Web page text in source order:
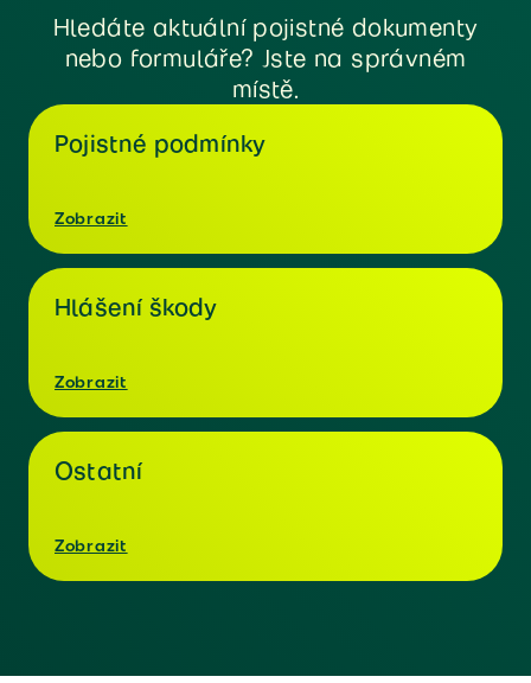
Hledáte aktuální pojistné dokumenty
nebo formuláře? Jste na správném
místě.
Pojistné podmínky
Zobrazit
Hlášení škody
Zobrazit
Ostatní
Zobrazit